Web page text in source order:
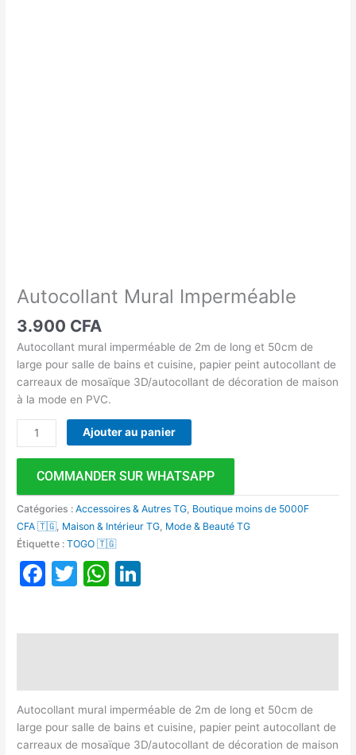
Autocollant Mural Imperméable
3.900 CFA
Autocollant mural imperméable de 2m de long et 50cm de
large pour salle de bains et cuisine, papier peint autocollant de
carreaux de mosaïque 3D/autocollant de décoration de maison
à la mode en PVC.
Ajouter au panier
COMMANDER SUR WHATSAPP
Catégories :Accessoires & Autres TG Boutique moins de 5000F
CFA 🇹🇬, Maison & Intérieur TG Mode & Beauté TG
Étiquette :TOGO 🇹🇬
Facebook
TwitterWhatsApp
Autocollant mural imperméable de 2m de long et 50cm de
large pour salle de bains et cuisine, papier peint autocollant de
carreaux de mosaïque 3D/autocollant de décoration de maison